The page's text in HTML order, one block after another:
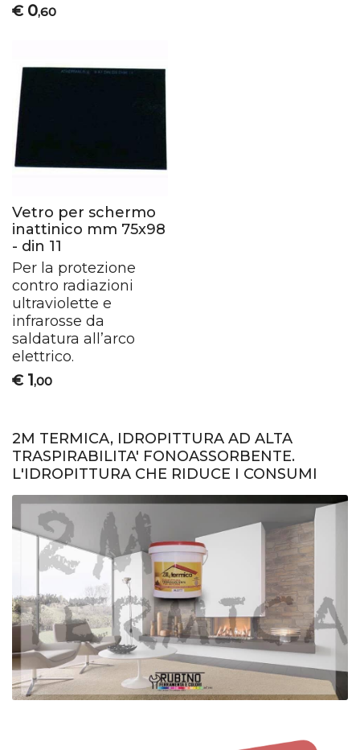
€ 0,60
Vetro per schermo
inattinico mm 75x98
- din 11
Per la protezione
contro radiazioni
ultraviolette e
infrarosse da
saldatura all’arco
elettrico.
€ 1,00
2M TERMICA, IDROPITTURA AD ALTA
TRASPIRABILITA' FONOASSORBENTE.
L'IDROPITTURA CHE RIDUCE I CONSUMI